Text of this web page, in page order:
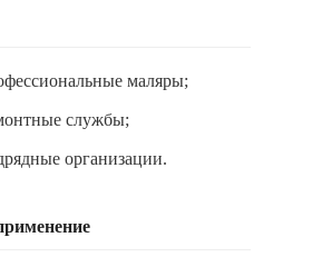
маляры;
службы;
организации.